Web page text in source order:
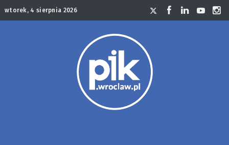
wtorek, 4 sierpnia 2026